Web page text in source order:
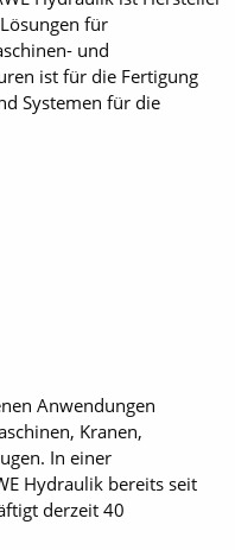
für
und
ist für die Fertigung
Systemen für die
Anwendungen
Kranen,
In einer
Hydraulik bereits seit
derzeit 40